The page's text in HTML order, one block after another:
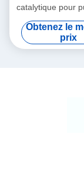
catalytique pour
de gaz
Obtenez le
prix